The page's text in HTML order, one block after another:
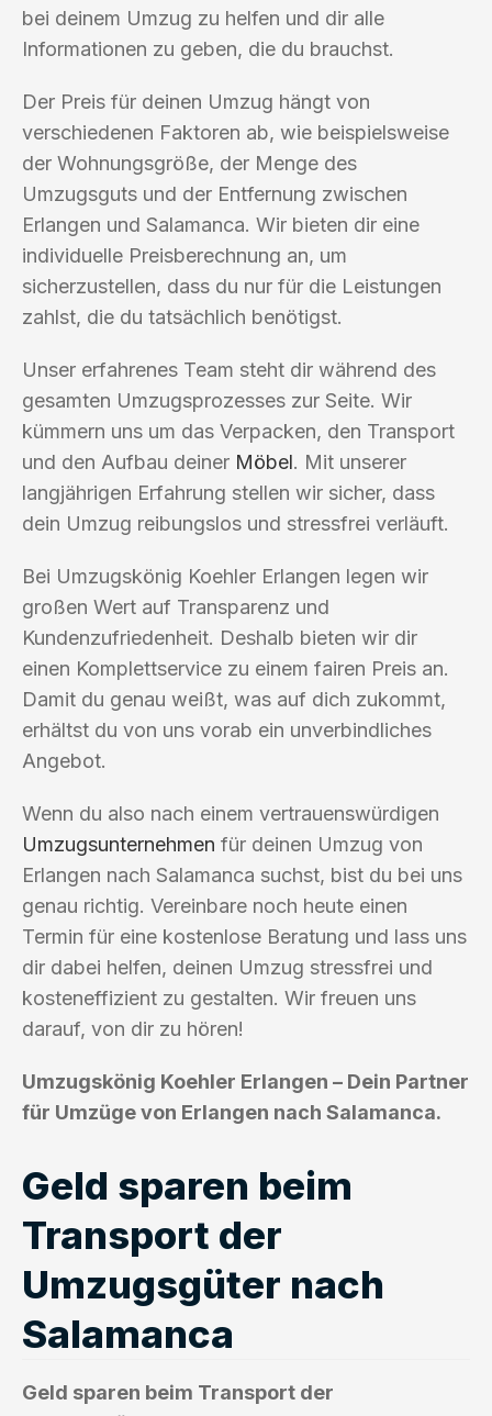
bei deinem Umzug zu helfen und dir alle
Informationen zu geben, die du brauchst.
Der Preis für deinen Umzug hängt von
verschiedenen Faktoren ab, wie beispielsweise
der Wohnungsgröße, der Menge des
Umzugsguts und der Entfernung zwischen
Erlangen und Salamanca. Wir bieten dir eine
individuelle Preisberechnung an, um
sicherzustellen, dass du nur für die Leistungen
zahlst, die du tatsächlich benötigst.
Unser erfahrenes Team steht dir während des
gesamten Umzugsprozesses zur Seite. Wir
kümmern uns um das Verpacken, den Transport
und den Aufbau deiner Möbel. Mit unserer
langjährigen Erfahrung stellen wir sicher, dass
dein Umzug reibungslos und stressfrei verläuft.
Bei Umzugskönig Koehler Erlangen legen wir
großen Wert auf Transparenz und
Kundenzufriedenheit. Deshalb bieten wir dir
einen Komplettservice zu einem fairen Preis an.
Damit du genau weißt, was auf dich zukommt,
erhältst du von uns vorab ein unverbindliches
Angebot.
Wenn du also nach einem vertrauenswürdigen
Umzugsunternehmen für deinen Umzug von
Erlangen nach Salamanca suchst, bist du bei uns
genau richtig. Vereinbare noch heute einen
Termin für eine kostenlose Beratung und lass uns
dir dabei helfen, deinen Umzug stressfrei und
kosteneffizient zu gestalten. Wir freuen uns
darauf, von dir zu hören!
Umzugskönig Koehler Erlangen – Dein Partner
für Umzüge von Erlangen nach Salamanca.
Geld sparen beim
Transport der
Umzugsgüter nach
Salamanca
Geld sparen beim Transport der